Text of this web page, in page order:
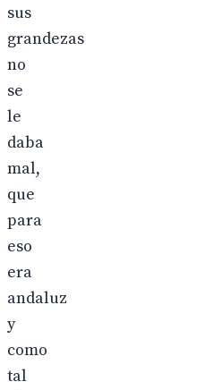
sus
grandezas
no
se
le
daba
mal,
que
para
eso
era
andaluz
y
como
tal